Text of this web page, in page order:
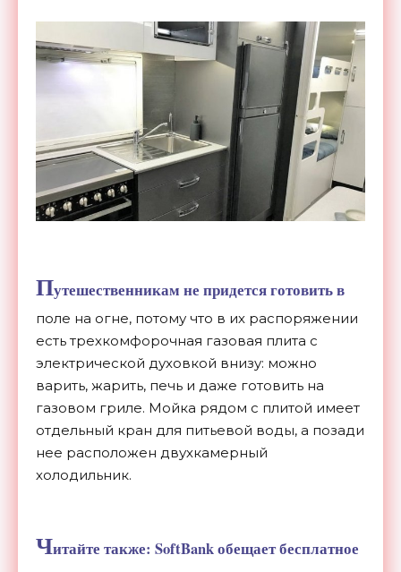
Путешественникам не придется готовить в
поле на огне, потому что в их распоряжении
есть трехкомфорочная газовая плита с
электрической духовкой внизу: можно
варить, жарить, печь и даже готовить на
газовом гриле. Мойка рядом с плитой имеет
отдельный кран для питьевой воды, а позади
нее расположен двухкамерный
холодильник.
Читайте также: SoftBank обещает бесплатное